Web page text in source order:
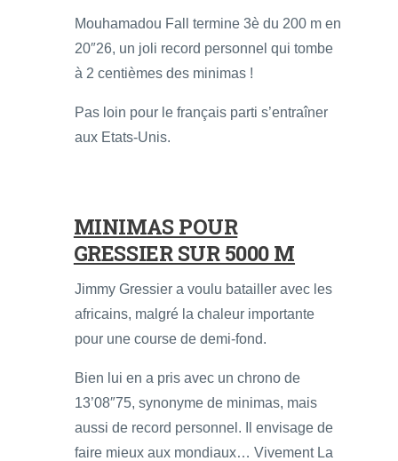
Mouhamadou Fall termine 3è du 200 m en
20″26, un joli record personnel qui tombe
à 2 centièmes des minimas !
Pas loin pour le français parti s’entraîner
aux Etats-Unis.
MINIMAS POUR
GRESSIER SUR 5000 M
Jimmy Gressier a voulu batailler avec les
africains, malgré la chaleur importante
pour une course de demi-fond.
Bien lui en a pris avec un chrono de
13’08″75, synonyme de minimas, mais
aussi de record personnel. Il envisage de
faire mieux aux mondiaux… Vivement La